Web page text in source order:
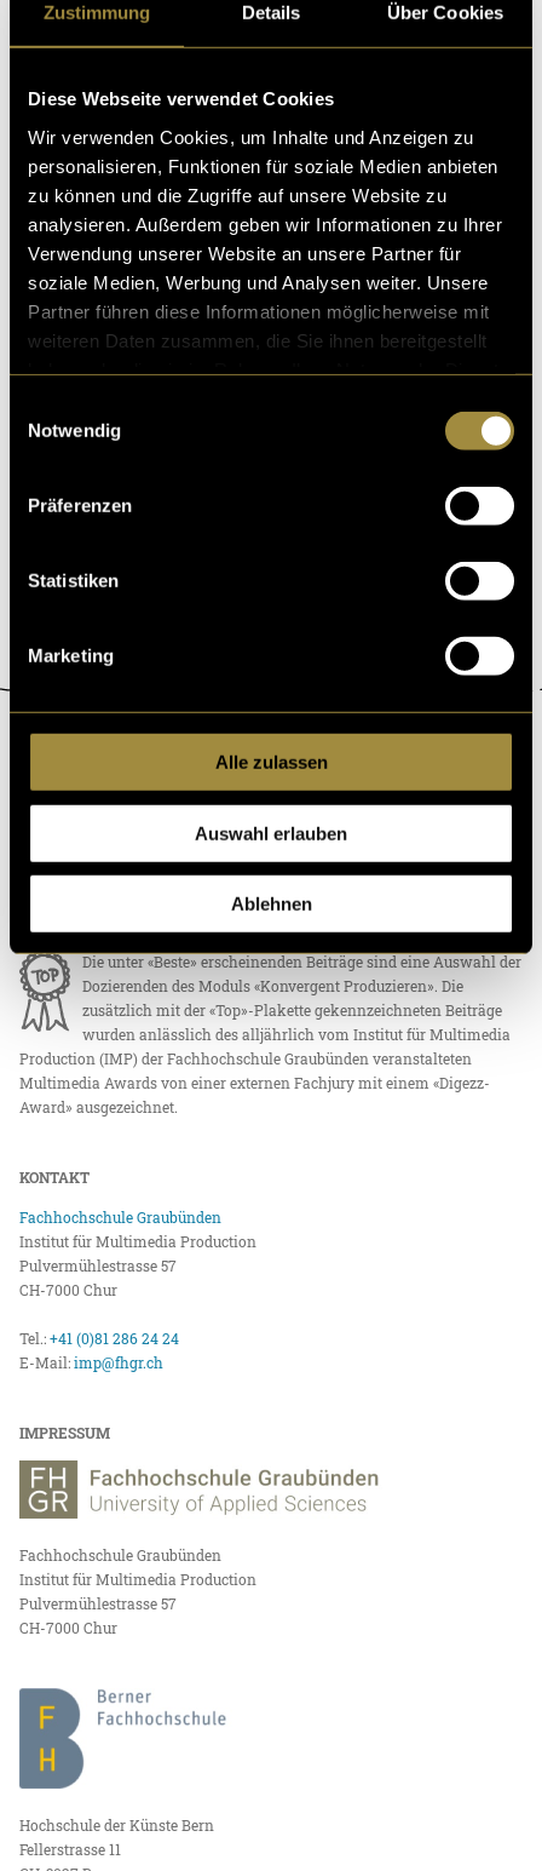
Zustimmung Details Über Cookies
Diese Webseite verwendet Cookies
Wir verwenden Cookies, um Inhalte und Anzeigen zu
personalisieren, Funktionen für soziale Medien anbieten
zu können und die Zugriffe auf unsere Website zu
analysieren. Außerdem geben wir Informationen zu Ihrer
Verwendung unserer Website an unsere Partner für
soziale Medien, Werbung und Analysen weiter. Unsere
Partner führen diese Informationen möglicherweise mit
weiteren Daten zusammen, die Sie ihnen bereitgestellt
Notwendig
Präferenzen
Statistiken
Marketing
Alle zulassen
Auswahl erlauben
Ablehnen
Lovely Neighbours – Ein Kurzfilm in 48
In 48 Stunden einen Kurzfilm von der Idee bis zur fertig
en Postproduktion? Ja, das geht. (Kaffee hilft) Im Frühl
ing 25 hörte ich das erste Mal von d
09. Januar 2026- vonStella Bollingerund Laura-Amadea
Feldmann
Gelateria Eisbrecher
ses ambitionierte Projekt übernahm ich die komplette
03. Juni 2025- von
«Digezz» ist die Produktionsplattform des Bachelor-Studiengangs
Berner Fachhochschule. Studierende produzieren auf dieser Plattform
eigenständig multimediale Inhalte und erlangen so die nötige
Die unter «Beste» erscheinenden Beiträge sind eine Auswahl der
Dozierenden des Moduls «Konvergent Produzieren». Die
zusätzlich mit der «Top»-Plakette gekennzeichneten Beiträge
wurden anlässlich des alljährlich vom Institut für Multimedia
Production (IMP) der Fachhochschule Graubünden veranstalteten
Multimedia Awards von einer externen Fachjury mit einem «Digezz-
Award» ausgezeichnet.
KONTAKT
Fachhochschule Graubünden
Institut für Multimedia Production
Pulvermühlestrasse 57
CH-7000 Chur
Tel.:+41 (0)81 286 24 24
E-Mail:imp@fhgr.ch
IMPRESSUM
Fachhochschule Graubünden
Institut für Multimedia Production
Pulvermühlestrasse 57
CH-7000 Chur
Hochschule der Künste Bern
Fellerstrasse 11